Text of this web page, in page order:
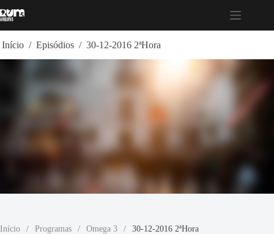
para
Início / Episódios / 30-12-2016 2ªHora
Início / Programas / Omega 3 / 30-12-2016 2ªHora